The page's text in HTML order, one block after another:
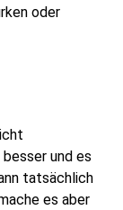
oder
und es
tatsächlich
es aber